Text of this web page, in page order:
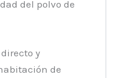
del polvo de
y
de